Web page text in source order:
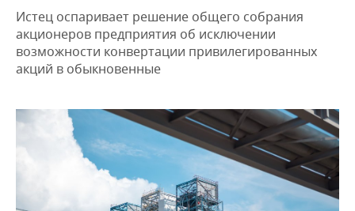
ДЕКЛАРАЦИИ О ДОХОДАХ
КОРОЛИ ГОСЗАКАЗА ПФО
КОМУ ПРИНАДЛЕЖАТ
ТОРГОВЫЕ ЦЕНТРЫ
ТАТАРСТАНА
НОВОСТИ ЭКОНОМИКИ
ФИНАНСЫ
БЮДЖЕТ
ИНВЕСТИЦИИ
ПРОМЫШЛЕННОСТЬ
НОВОСТИ
ПРОМЫШЛЕННОСТИ
МАШИНОСТРОЕНИЕ
НЕФТЕХИМИЯ
НЕДВИЖИМОСТЬ
НОВОСТИ АВТО
БИЗНЕС
НОВОСТИ БИЗНЕСА
РОЗНИЧНАЯ ТОРГОВЛЯ
ТЕХНОЛОГИИ
НОВОСТИ ТЕХНОЛОГИЙ
Истец оспаривает решение общего собрания
акционеров предприятия об исключении
возможности конвертации привилегированных
акций в обыкновенные